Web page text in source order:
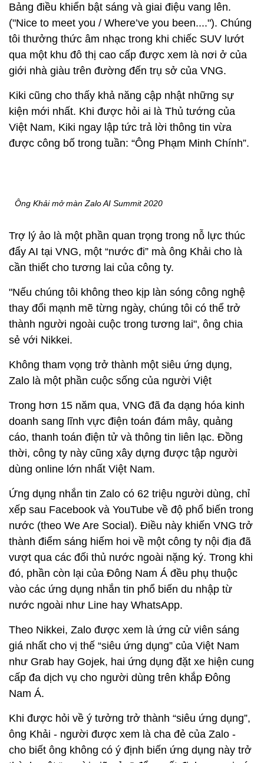
Bảng điều khiển bật sáng và giai điệu vang lên.
("Nice to meet you / Where’ve you been...."). Chúng
tôi thưởng thức âm nhạc trong khi chiếc SUV lướt
qua một khu đô thị cao cấp được xem là nơi ở của
giới nhà giàu trên đường đến trụ sở của VNG.
Kiki cũng cho thấy khả năng cập nhật những sự
kiện mới nhất. Khi được hỏi ai là Thủ tướng của
Việt Nam, Kiki ngay lập tức trả lời thông tin vừa
được công bố trong tuần: “Ông Phạm Minh Chính”.
Trợ lý ảo là một phần quan trọng trong nỗ lực thúc
đẩy AI tại VNG, một “nước đi” mà ông Khải cho là
cần thiết cho tương lai của công ty.
"Nếu chúng tôi không theo kịp làn sóng công nghệ
thay đổi mạnh mẽ từng ngày, chúng tôi có thể trở
thành người ngoài cuộc trong tương lai", ông chia
sẻ với Nikkei.
Không tham vọng trở thành một siêu ứng dụng,
Zalo là một phần cuộc sống của người Việt
Trong hơn 15 năm qua, VNG đã đa dạng hóa kinh
doanh sang lĩnh vực điện toán đám mây, quảng
cáo, thanh toán điện tử và thông tin liên lạc. Đồng
thời, công ty này cũng xây dựng được tập người
Ứng dụng nhắn tin Zalo có 62 triệu người dùng, chỉ
xếp sau Facebook và YouTube về độ phổ biến trong
nước (theo We Are Social). Điều này khiến VNG trở
thành điểm sáng hiếm hoi về một công ty nội địa đã
đó, phần còn lại của Đông Nam Á đều phụ thuộc
vào các ứng dụng nhắn tin phổ biến du nhập từ
nước ngoài như Line hay WhatsApp.